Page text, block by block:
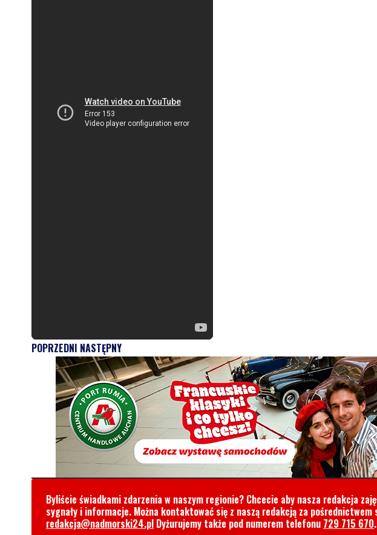
POPRZEDNI NASTĘPNY
Byliście świadkami zdarzenia w naszym regionie? Chcecie aby nasza redakcja
sygnały i informacje. Można kontaktować się z naszą redakcją za
redakcja@nadmorski24.pl Dyżurujemy także pod numerem telefonu 729 715 670.